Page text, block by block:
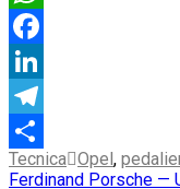
WhatsApp
Facebook
LinkedIn
Telegram
Condividi
Tecnica Opel,
Ferdinand Porsche —